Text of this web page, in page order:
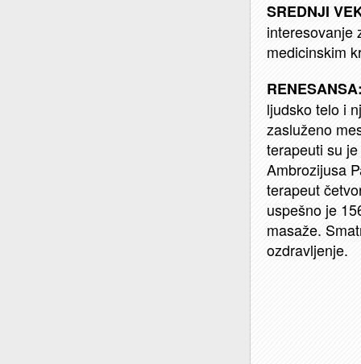
SREDNJI
interesovanje
medicinskim
ljudsko telo i
zasluženo
terapeuti su
Ambrozijusa
terapeut
uspešno je
masaže.
ozdravljenje.